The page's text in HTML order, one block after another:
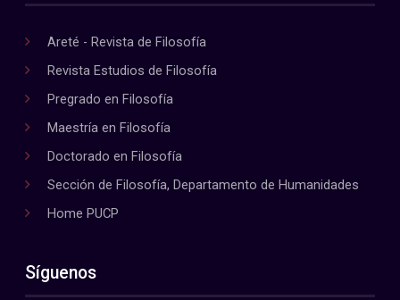
Areté - Revista de Filosofía
Revista Estudios de Filosofía
Pregrado en Filosofía
Maestría en Filosofía
Doctorado en Filosofía
Sección de Filosofía, Departamento de Humanidades
Home PUCP
Síguenos